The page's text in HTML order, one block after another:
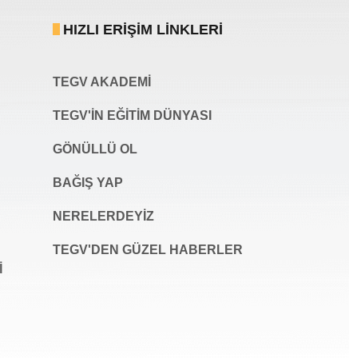
HIZLI ERIŞIM LINKLERI
TEGV AKADEMI
TEGV'İN EĞİTİM DÜNYASI
GÖNÜLLÜ OL
BAĞIŞ YAP
NERELERDEYİZ
TEGV'DEN GÜZEL HABERLER